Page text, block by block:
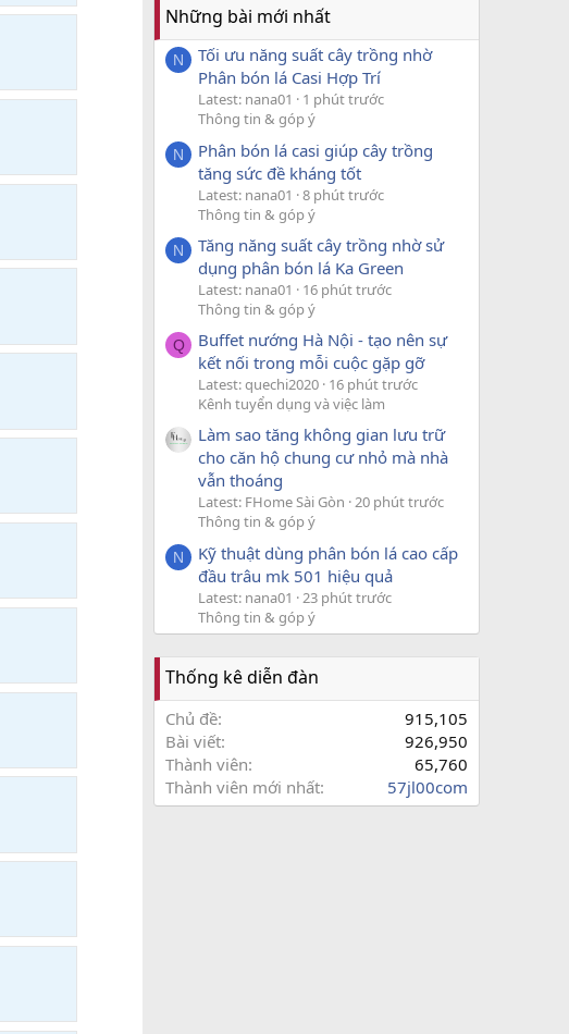
Những bài mới nhất
N
Tối ưu năng suất cây trồng nhờ
Phân bón lá Casi Hợp Trí
Latest: nana01
1 phút trước
Thông tin & góp ý
N
Phân bón lá casi giúp cây trồng
tăng sức đề kháng tốt
Latest: nana01
8 phút trước
Thông tin & góp ý
N
Tăng năng suất cây trồng nhờ sử
dụng phân bón lá Ka Green
Latest: nana01
16 phút trước
Thông tin & góp ý
Q
Buffet nướng Hà Nội - tạo nên sự
kết nối trong mỗi cuộc gặp gỡ
Latest: quechi2020 16 phút trước
Kênh tuyển dụng và việc làm
Làm sao tăng không gian lưu trữ
cho căn hộ chung cư nhỏ mà nhà
vẫn thoáng
Latest: FHome Sài Gòn 20 phút trước
Thông tin & góp ý
N
Kỹ thuật dùng phân bón lá cao cấp
đầu trâu mk 501 hiệu quả
Latest: nana01
23 phút trước
Thông tin & góp ý
Thống kê diễn đàn
Chủ đề
915,105
Bài viết
926,950
Thành viên
65,760
Thành viên mới nhất
57jl00com